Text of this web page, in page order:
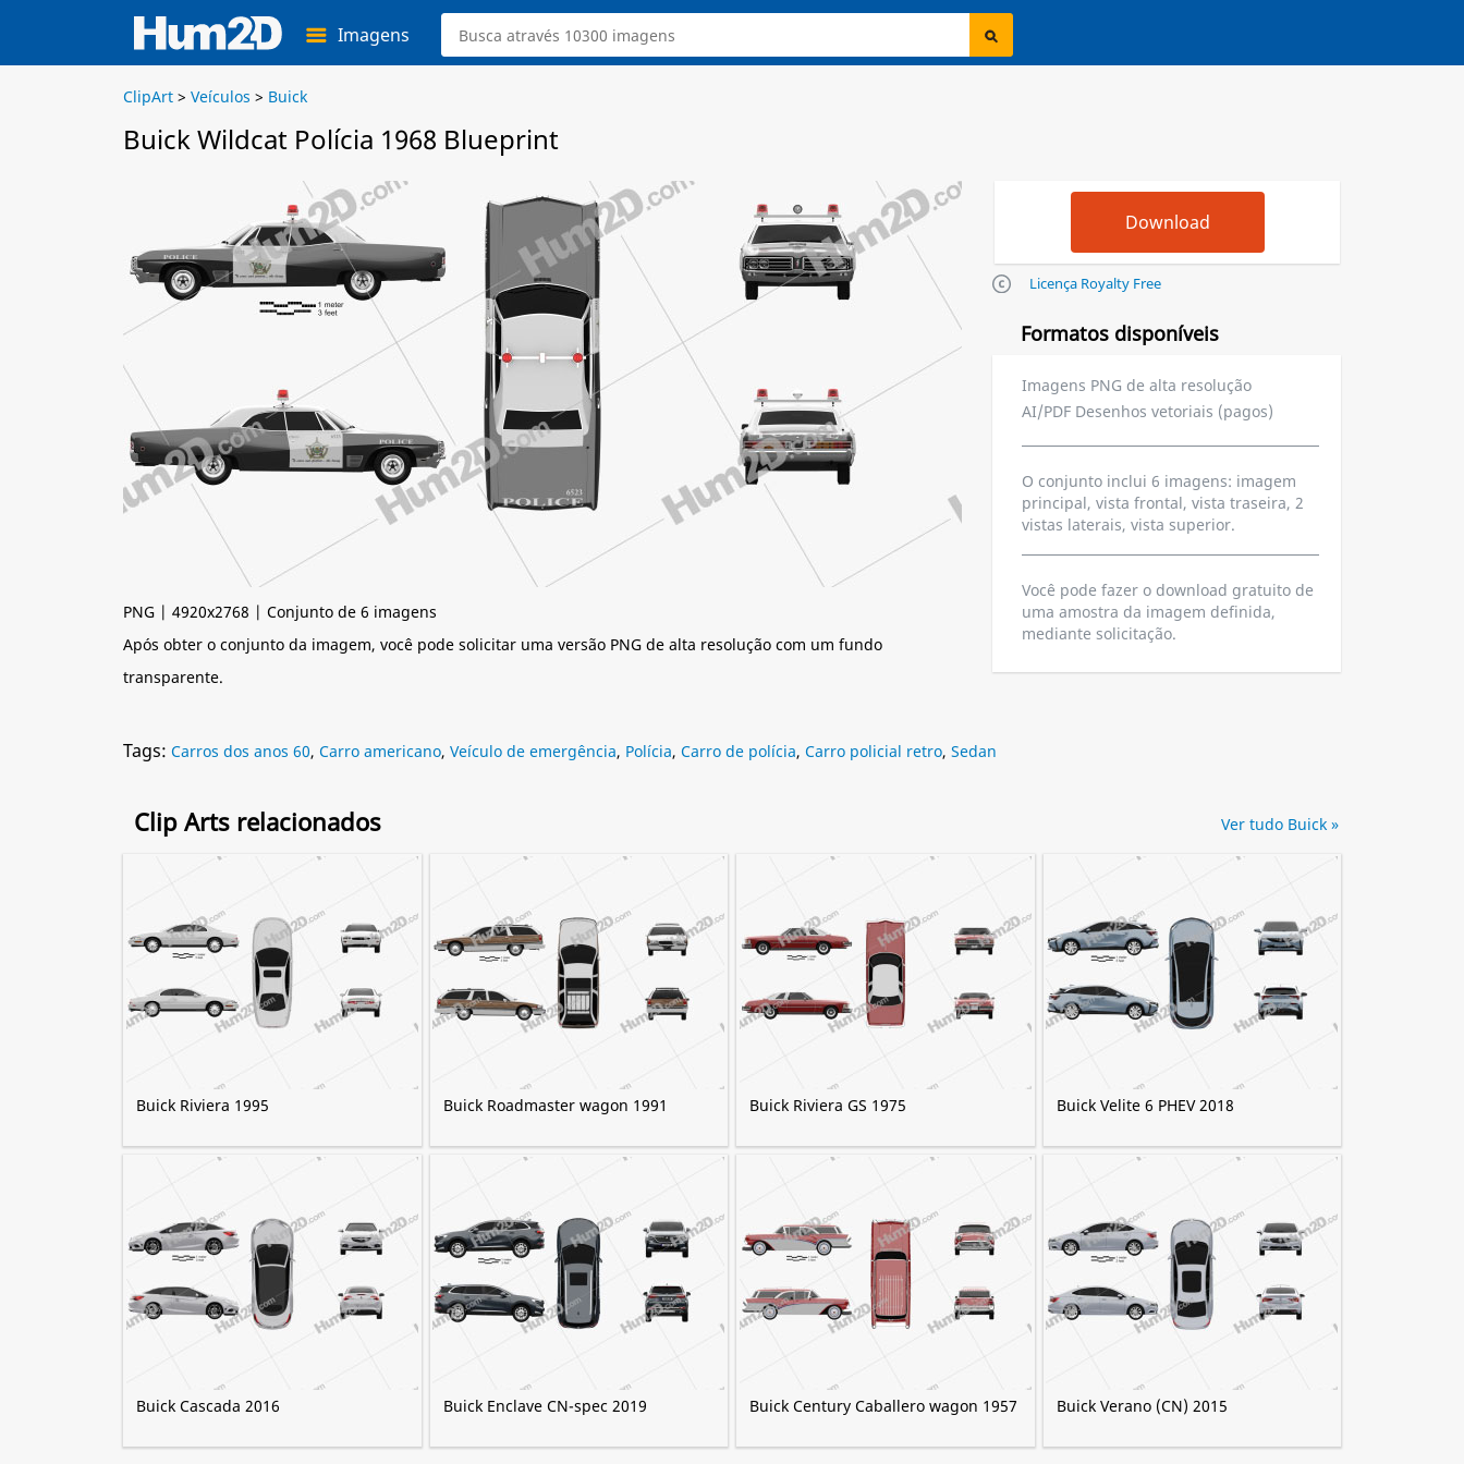
Imagens
ClipArt > Veículos > Buick
Buick Wildcat Polícia 1968 Blueprint
PNG | 4920x2768 | Conjunto de 6 imagens
Após obter o conjunto da imagem, você pode solicitar uma versão PNG de alta resolução com um fundo
transparente.
Licença Royalty Free
Formatos disponíveis
Imagens PNG de alta resolução
AI/PDF Desenhos vetoriais (pagos)
O conjunto inclui 6 imagens: imagem
principal, vista frontal, vista traseira, 2
vistas laterais, vista superior.
Você pode fazer o download gratuito de
uma amostra da imagem definida,
mediante solicitação.
Tags: Carros dos anos 60, Carro americano, Veículo de emergência, Polícia, Carro de polícia, Carro policial retro, Sedan
Clip Arts relacionados
Buick Riviera 1995 Buick Roadmaster wagon 1991 Buick Riviera GS 1975 Buick Velite 6 PHEV 2018
Buick Cascada 2016 Buick Enclave CN-spec 2019 Buick Century Caballero wagon 1957 Buick Verano (CN) 2015
Ver tudo Buick »